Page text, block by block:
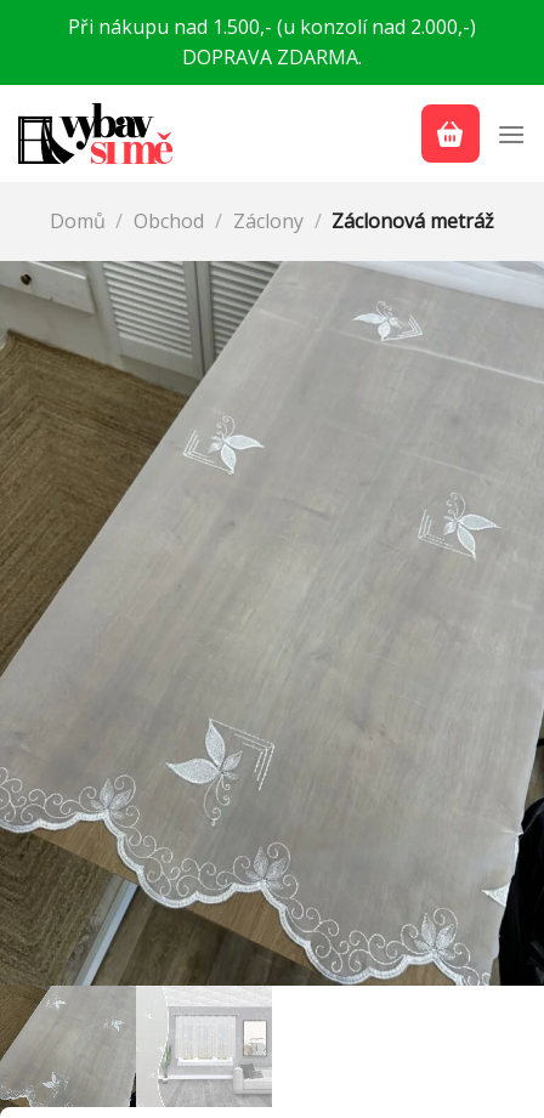
PřeskočitPři nákupu nad 1.500,- (u konzolí nad 2.000,-)
DOPRAVA ZDARMA.
Domů / Obchod / Záclony / Záclonová metráž